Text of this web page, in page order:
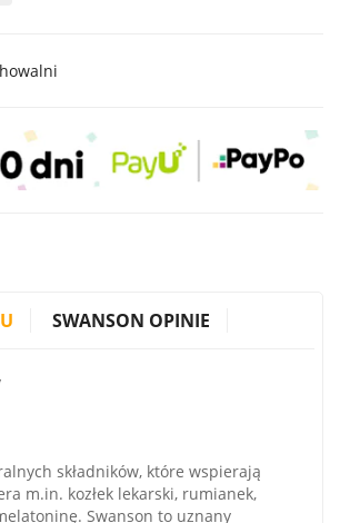
SWANSON OPINIE
składników, które wspierają
m.in. kozłek lekarski, rumianek,
Swanson to uznany